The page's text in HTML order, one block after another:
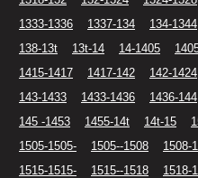
1333-1336
1337-134 134-1344
138-13t
13t-14 14-1405
1415-1417
1417-142 142-1424
143-1433
1433-1436 1436-144
145 -1453
1455-14t 14t-15
1505-1505-
1505--1508 1508-
1515-1515-
1515--1518 1518-